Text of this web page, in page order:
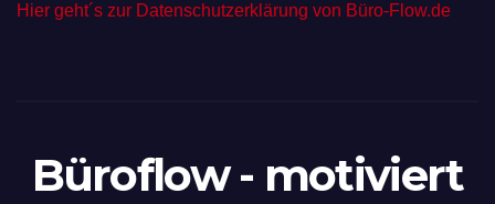
Hier geht´s zur Datenschutzerklärung von Büro-Flow.de
Büroflow - motiviert